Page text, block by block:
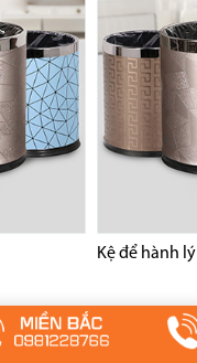
Kệ để hành lý